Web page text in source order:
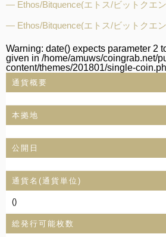
Ethos/Bitquence(エトス/ビットクエ
Ethos/Bitquence(エトス/ビットクエ
Warning: date() expects parameter 2
given in /home/amuws/coingrab.net/
content/themes/201801/single-
通貨概要
本拠地
公開日
通貨名(通貨単位)
()
総発行可能枚数